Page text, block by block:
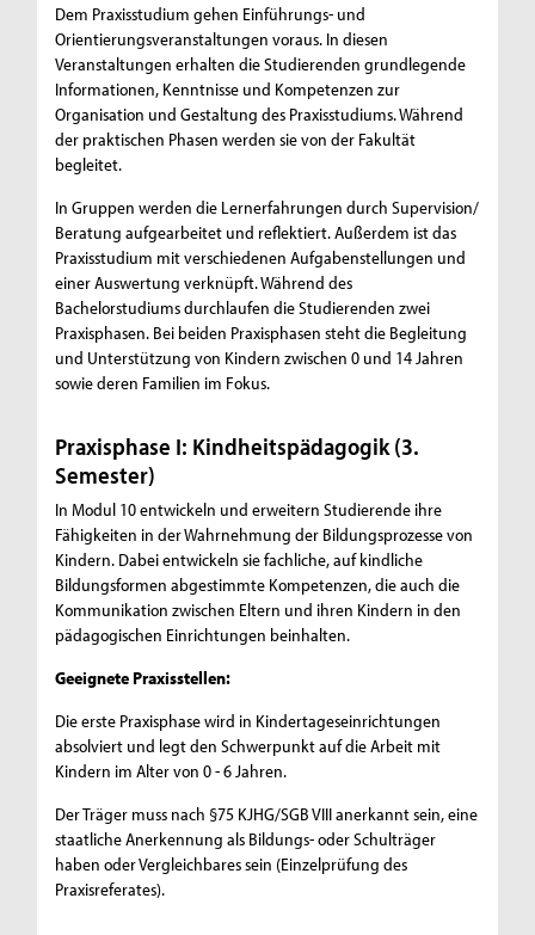
Dem Praxisstudium gehen Einführungs- und
Orientierungsveranstaltungen voraus. In diesen
Veranstaltungen erhalten die Studierenden grundlegende
Informationen, Kenntnisse und Kompetenzen zur
Organisation und Gestaltung des Praxisstudiums. Während
der praktischen Phasen werden sie von der Fakultät
begleitet.
In Gruppen werden die Lernerfahrungen durch Supervision/
Beratung aufgearbeitet und reflektiert. Außerdem ist das
Praxisstudium mit verschiedenen Aufgabenstellungen und
einer Auswertung verknüpft. Während des
Bachelorstudiums durchlaufen die Studierenden zwei
Praxisphasen. Bei beiden Praxisphasen steht die Begleitung
und Unterstützung von Kindern zwischen 0 und 14 Jahren
sowie deren Familien im Fokus.
Praxisphase I: Kindheitspädagogik (3.
Semester)
In Modul 10 entwickeln und erweitern Studierende ihre
Fähigkeiten in der Wahrnehmung der Bildungsprozesse von
Kindern. Dabei entwickeln sie fachliche, auf kindliche
Bildungsformen abgestimmte Kompetenzen, die auch die
Kommunikation zwischen Eltern und ihren Kindern in den
pädagogischen Einrichtungen beinhalten.
Geeignete Praxisstellen:
Die erste Praxisphase wird in Kindertageseinrichtungen
absolviert und legt den Schwerpunkt auf die Arbeit mit
Kindern im Alter von 0 - 6 Jahren.
Der Träger muss nach §75 KJHG/SGB VIII anerkannt sein, eine
staatliche Anerkennung als Bildungs- oder Schulträger
haben oder Vergleichbares sein (Einzelprüfung des
Praxisreferates).